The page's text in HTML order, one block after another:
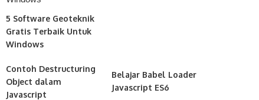
5 Software Geoteknik
Gratis Terbaik Untuk
Windows
Contoh Destructuring
Object dalam
Javascript
Belajar Babel Loader
Javascript ES6